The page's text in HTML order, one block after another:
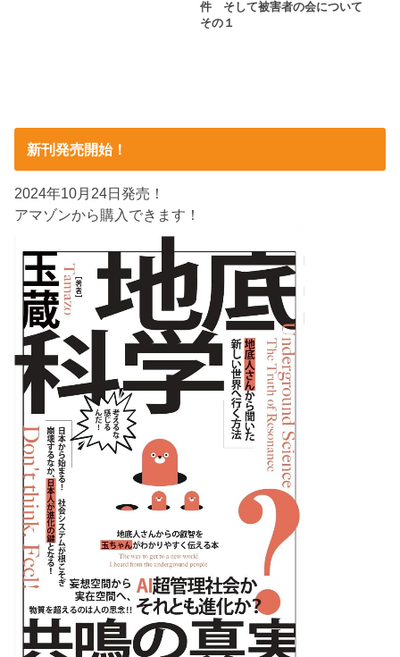
件 そして被害者の会について
その１
新刊発売開始！
2024年10月24日発売！
アマゾンから購入できます！